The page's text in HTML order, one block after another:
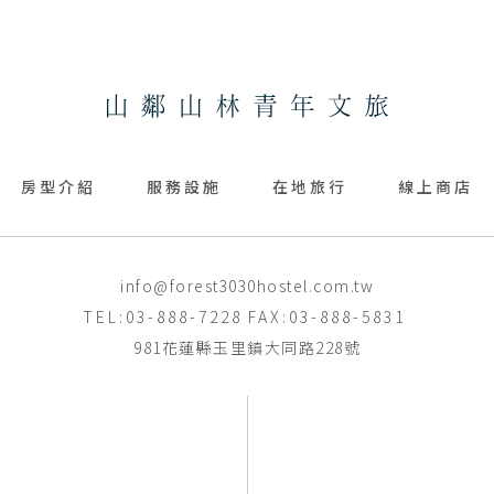
房型介紹 服務設施 在地旅行 線上商店
info@forest3030hostel.com.tw
TEL:03-888-7228 FAX:03-888-5831
981花蓮縣玉里鎮大同路228號